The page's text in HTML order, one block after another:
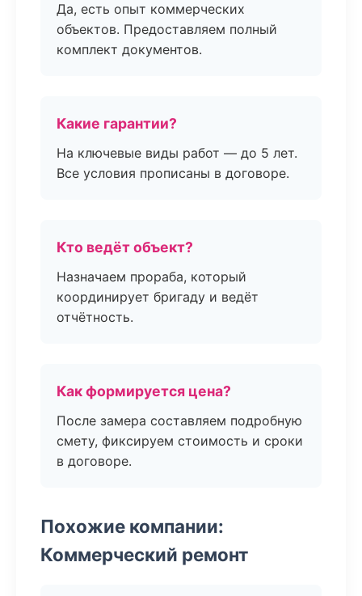
Да, есть опыт коммерческих
объектов. Предоставляем полный
комплект документов.
Какие гарантии?
На ключевые виды работ — до 5 лет.
Все условия прописаны в договоре.
Кто ведёт объект?
Назначаем прораба, который
координирует бригаду и ведёт
отчётность.
Как формируется цена?
После замера составляем подробную
смету, фиксируем стоимость и сроки
в договоре.
Похожие компании:
Коммерческий ремонт